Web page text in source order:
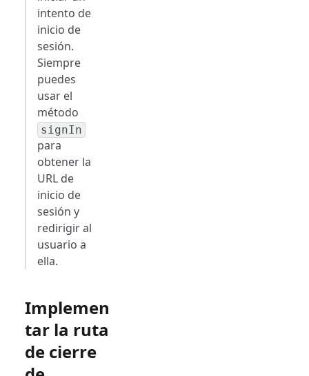
intento de
inicio de
sesión.
Siempre
puedes
usar el
método
signIn
para
obtener la
URL de
inicio de
sesión y
redirigir al
usuario a
ella.
Implemen
tar la ruta
de cierre